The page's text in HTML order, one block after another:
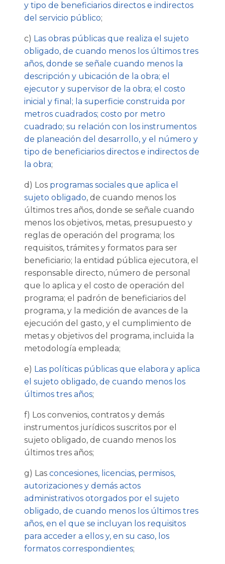
y tipo de beneficiarios directos e indirectos
del servicio público;
c) Las obras públicas que realiza el sujeto
obligado, de cuando menos los últimos tres
años, donde se señale cuando menos la
descripción y ubicación de la obra; el
ejecutor y supervisor de la obra; el costo
inicial y final; la superficie construida por
metros cuadrados; costo por metro
cuadrado; su relación con los instrumentos
de planeación del desarrollo, y el número y
tipo de beneficiarios directos e indirectos de
la obra;
d) Los programas sociales que aplica el
sujeto obligado, de cuando menos los
últimos tres años, donde se señale cuando
menos los objetivos, metas, presupuesto y
reglas de operación del programa; los
requisitos, trámites y formatos para ser
beneficiario; la entidad pública ejecutora, el
responsable directo, número de personal
que lo aplica y el costo de operación del
programa; el padrón de beneficiarios del
programa, y la medición de avances de la
ejecución del gasto, y el cumplimiento de
metas y objetivos del programa, incluida la
metodología empleada;
e) Las políticas públicas que elabora y aplica
el sujeto obligado, de cuando menos los
últimos tres años;
f) Los convenios, contratos y demás
instrumentos jurídicos suscritos por el
sujeto obligado, de cuando menos los
últimos tres años;
g) Las concesiones, licencias, permisos,
autorizaciones y demás actos
administrativos otorgados por el sujeto
obligado, de cuando menos los últimos tres
años, en el que se incluyan los requisitos
para acceder a ellos y, en su caso, los
formatos correspondientes;